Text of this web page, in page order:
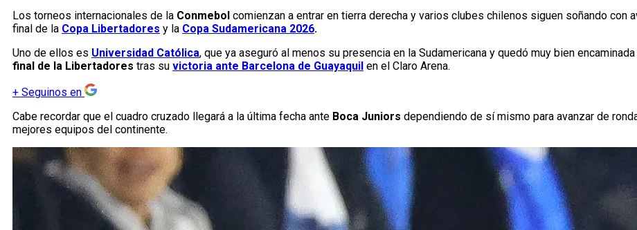
Los torneos internacionales de la Conmebol comienzan a entrar en tierra derecha y varios clubes chilenos siguen soñando con
final de la Copa Libertadores y la Copa Sudamericana 2026.
Uno de ellos es Universidad Católica, que ya aseguró al menos su presencia en la Sudamericana y quedó muy bien
final de la Libertadores tras su victoria ante Barcelona de Guayaquil en el Claro Arena.
+ Seguinos en
Cabe recordar que el cuadro cruzado llegará a la última fecha ante Boca Juniors dependiendo de sí mismo para avanzar de
mejores equipos del continente.